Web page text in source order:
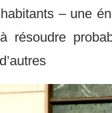
– une
résoudre